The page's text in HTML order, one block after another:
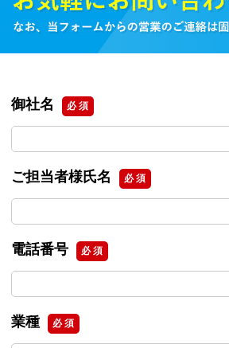
御社名 必 須
ご担当者様氏名 必 須
電話番号 必 須
業種 必 須